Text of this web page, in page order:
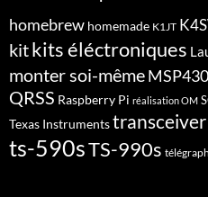
homebrew homemade K1JT
kitkits éléctroniques
monter soi-mêmeMSP430
QRSS Raspberry Pi réalisation OM
Texas Instrumentstransceiver
ts-590sTS-990s